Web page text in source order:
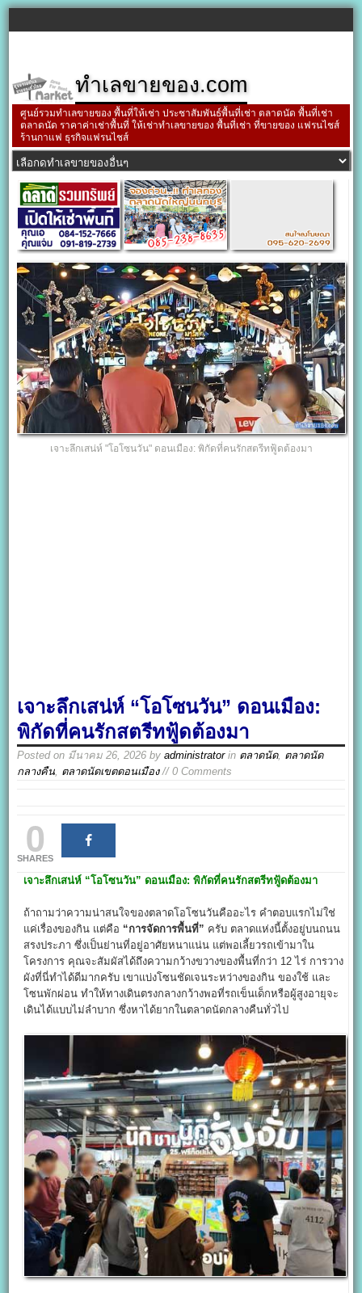
ทำเลขายของ.com
ศูนย์รวมทำเลขายของ พื้นที่ให้เช่า ประชาสัมพันธ์พื้นที่เช่า ตลาดนัด พื้นที่เช่า
ตลาดนัด ราคาค่าเช่าพื้นที่ ให้เช่าทำเลขายของ พื้นที่เช่า ที่ขายของ แฟรนไชส์
ร้านกาแฟ ธุรกิจแฟรนไชส์
เจาะลึกเสน่ห์ "โอโซนวัน" ดอนเมือง: พิกัดที่คนรักสตรีทฟู้ดต้องมา
เจาะลึกเสน่ห์ “โอโซนวัน” ดอนเมือง:
พิกัดที่คนรักสตรีทฟู้ดต้องมา
Posted on มีนาคม 26, 2026 byadministratorin ตลาดนัด, ตลาดนัด
กลางคืน, ตลาดนัดเขตดอนเมือง// 0 Comments
0
SHARES
เจาะลึกเสน่ห์ “โอโซนวัน” ดอนเมือง: พิกัดที่คนรักสตรีทฟู้ดต้องมา
ถ้าถามว่าความน่าสนใจของตลาดโอโซนวันคืออะไร คำตอบแรกไม่ใช่
แค่เรื่องของกิน แต่คือ “การจัดการพื้นที่” ครับ ตลาดแห่งนี้ตั้งอยู่บนถนน
สรงประภา ซึ่งเป็นย่านที่อยู่อาศัยหนาแน่น แต่พอเลี้ยวรถเข้ามาใน
โครงการ คุณจะสัมผัสได้ถึงความกว้างขวางของพื้นที่กว่า 12 ไร่ การวาง
ผังที่นี่ทำได้ดีมากครับ เขาแบ่งโซนชัดเจนระหว่างของกิน ของใช้ และ
โซนพักผ่อน ทำให้ทางเดินตรงกลางกว้างพอที่รถเข็นเด็กหรือผู้สูงอายุจะ
เดินได้แบบไม่ลำบาก ซึ่งหาได้ยากในตลาดนัดกลางคืนทั่วไป